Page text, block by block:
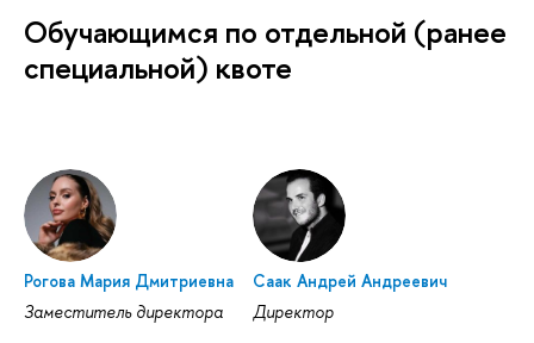
Обучающимся по отдельной (ранее
специальной) квоте
Рогова Мария Дмитриевна
Заместитель директора
Саак Андрей Андреевич
Директор